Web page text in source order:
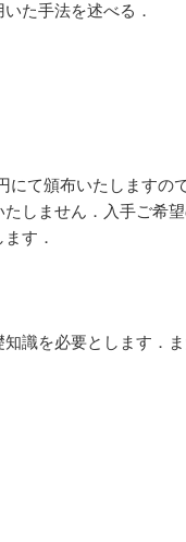
た手法を述べる．
て頒布いたしますの
しません．入手ご希
す．
識を必要とします．